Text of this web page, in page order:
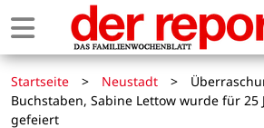
Startseite > Neustadt >
Buchstaben, Sabine Lettow wurde für 25
gefeiert